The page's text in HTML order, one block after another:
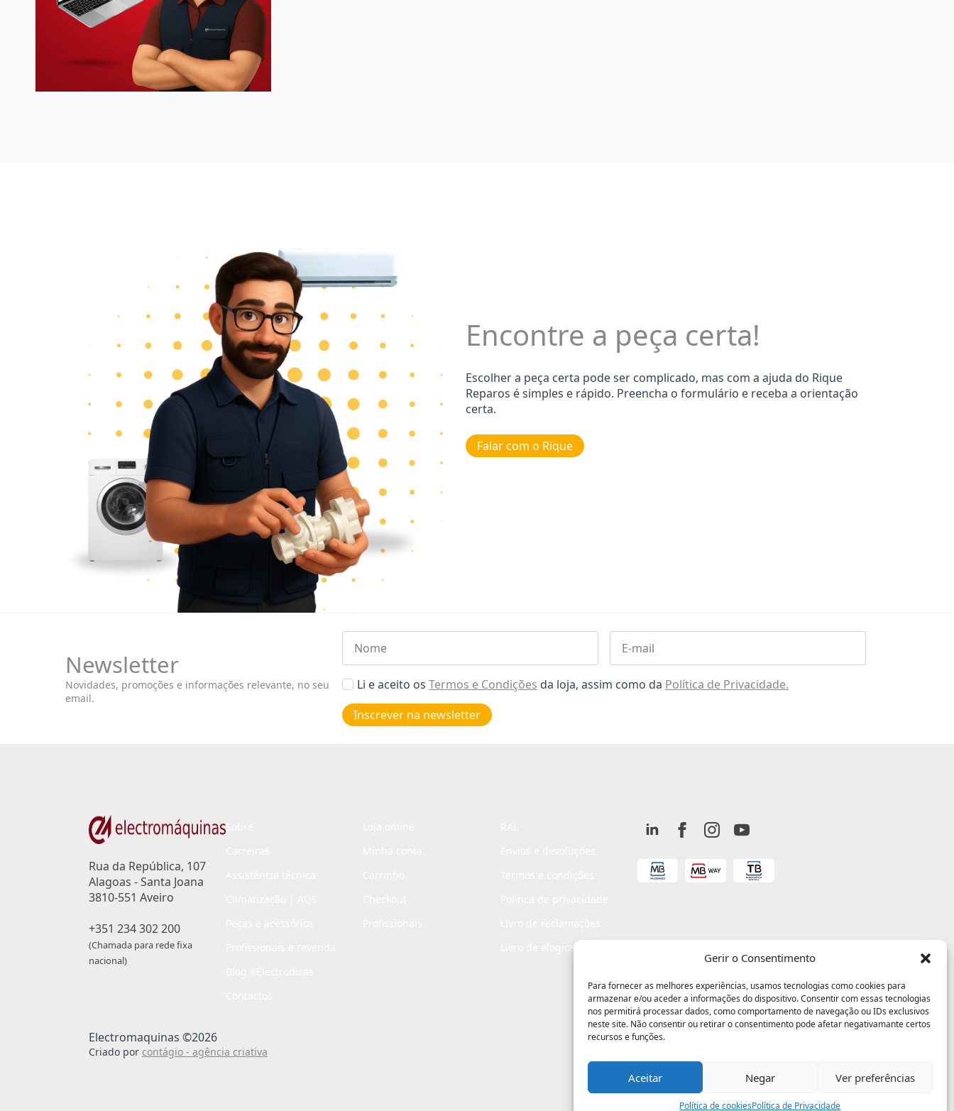
Gerir o Consentimento
Para fornecer as melhores experiências, usamos tecnologias como cookies para
armazenar e/ou aceder a informações do dispositivo. Consentir com essas tecnologias
nos permitirá processar dados, como comportamento de navegação ou IDs exclusivos
neste site. Não consentir ou retirar o consentimento pode afetar negativamante certos
recursos e funções.
Aceitar Negar Ver preferências
Política de cookiesPolítica de Privacidade
Encontre a peça certa!
Escolher a peça certa pode ser complicado, mas com a ajuda do Rique
Reparos é simples e rápido. Preencha o formulário e receba a orientação
certa.
Falar com o Rique
Newsletter
Novidades, promoções e informações relevante, no seu
email.
Nome Email
Aceitar
de
privacidade
Li e aceito os Termos e Condições da loja, assim como da Política de Privacidade.
Inscrever na newsletter
Rua da República, 107
Alagoas - Santa Joana
3810-551 Aveiro
+351 234 302 200
(Chamada para rede fixa
nacional)
Livro de elogios
Electromaquinas ©2026
Criado por contágio - agência criativa